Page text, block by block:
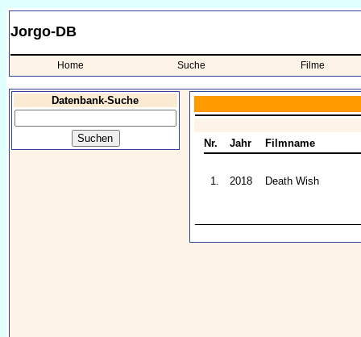
Jorgo-DB
Home Suche Filme
Datenbank-Suche
Nr. Jahr Filmname
1. 2018 Death Wish